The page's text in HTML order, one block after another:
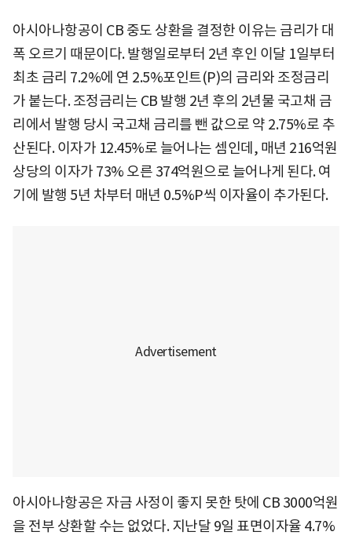
아시아나항공이 CB 중도 상환을 결정한 이유는 금리가 대
폭 오르기 때문이다. 발행일로부터 2년 후인 이달 1일부터
최초 금리 7.2%에 연 2.5%포인트(P)의 금리와 조정금리
가 붙는다. 조정금리는 CB 발행 2년 후의 2년물 국고채 금
리에서 발행 당시 국고채 금리를 뺀 값으로 약 2.75%로 추
산된다. 이자가 12.45%로 늘어나는 셈인데, 매년 216억원
상당의 이자가 73% 오른 374억원으로 늘어나게 된다. 여
기에 발행 5년 차부터 매년 0.5%P씩 이자율이 추가된다.
아시아나항공은 자금 사정이 좋지 못한 탓에 CB 3000억원
을 전부 상환할 수는 없었다. 지난달 9일 표면이자율 4.7%